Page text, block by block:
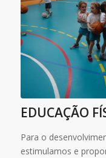
EDUCAÇÃO
Para o
estimulamos e